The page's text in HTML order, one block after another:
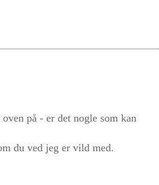
på - er det nogle som kan
du ved jeg er vild med.